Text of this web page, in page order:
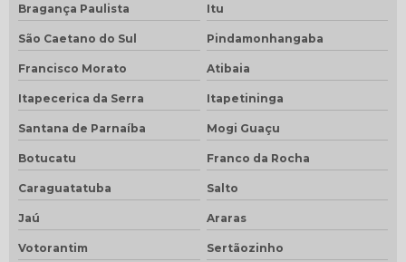
Bragança Paulista Itu
São Caetano do Sul Pindamonhangaba
Francisco Morato Atibaia
Itapecerica da Serra Itapetininga
Santana de Parnaíba Mogi Guaçu
Botucatu Franco da Rocha
Caraguatatuba Salto
Jaú Araras
Votorantim Sertãozinho